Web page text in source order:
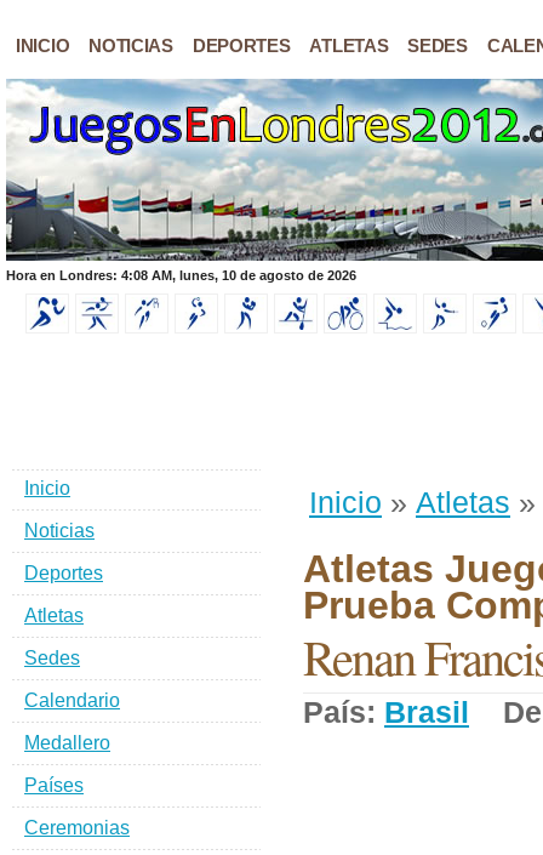
INICIO NOTICIAS DEPORTES ATLETAS SEDES
Hora en Londres: 4:08 AM, lunes, 10 de agosto de 2026
Inicio » Atletas »
Atletas
Prueba
Renan
País: Brasil
Inicio
Noticias
Deportes
Atletas
Sedes
Calendario
Medallero
Países
Ceremonias